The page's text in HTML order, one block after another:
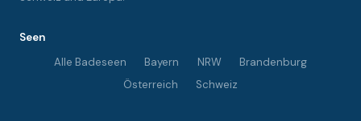
Seen
Alle Badeseen
Bayern NRW
Brandenburg
Österreich
Schweiz